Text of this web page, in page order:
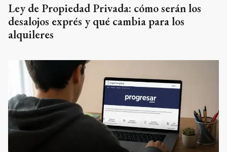
Ley de Propiedad Privada: cómo serán los
desalojos exprés y qué cambia para los
alquileres